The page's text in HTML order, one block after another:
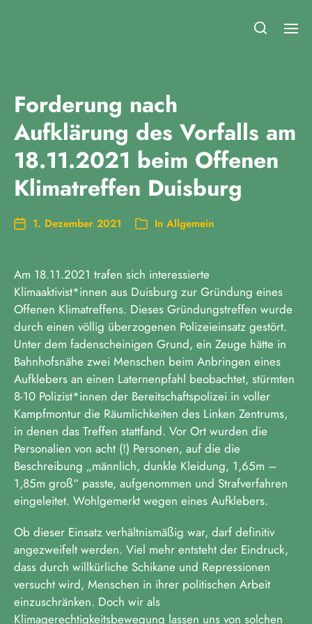
Forderung nach
Aufklärung des Vorfalls am
18.11.2021 beim Offenen
Klimatreffen Duisburg
1. Dezember 2021 In Allgemein
Am 18.11.2021 trafen sich interessierte
Klimaaktivist*innen aus Duisburg zur Gründung eines
Offenen Klimatreffens. Dieses Gründungstreffen wurde
durch einen völlig überzogenen Polizeieinsatz gestört.
Unter dem fadenscheinigen Grund, ein Zeuge hätte in
Bahnhofsnähe zwei Menschen beim Anbringen eines
Aufklebers an einen Laternenpfahl beobachtet, stürmten
8-10 Polizist*innen der Bereitschaftspolizei in voller
Kampfmontur die Räumlichkeiten des Linken Zentrums,
in denen das Treffen stattfand. Vor Ort wurden die
Personalien von acht (!) Personen, auf die die
Beschreibung „männlich, dunkle Kleidung, 1,65m –
1,85m groß“ passte, aufgenommen und Strafverfahren
eingeleitet. Wohlgemerkt wegen eines Aufklebers.
Ob dieser Einsatz verhältnismäßig war, darf definitiv
angezweifelt werden. Viel mehr entsteht der Eindruck,
dass durch willkürliche Schikane und Repressionen
versucht wird, Menschen in ihrer politischen Arbeit
einzuschränken. Doch wir als
Klimagerechtigkeitsbewegung lassen uns von solchen